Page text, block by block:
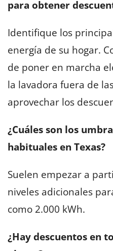
para obtener
Identifique los
energía de su hogar.
de poner en marcha
la lavadora fuera de
aprovechar los
¿Cuáles son los
habituales en Texas?
Suelen empezar a
niveles adicionales
como 2.000 kWh.
¿Hay descuentos en